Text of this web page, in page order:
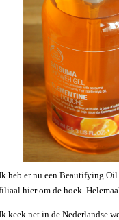
heb er nu een Beautifying
hier om de hoek.
keek net in de Nederlandse